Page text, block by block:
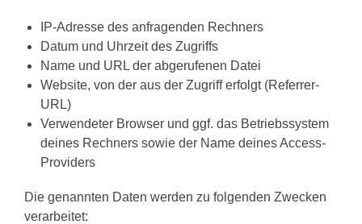
IP-Adresse des anfragenden Rechners
Datum und Uhrzeit des Zugriffs
Name und URL der abgerufenen Datei
Website, von der aus der Zugriff erfolgt (Referrer-
URL)
Verwendeter Browser und ggf. das Betriebssystem
deines Rechners sowie der Name deines Access-
Providers
Die genannten Daten werden zu folgenden Zwecken
verarbeitet: